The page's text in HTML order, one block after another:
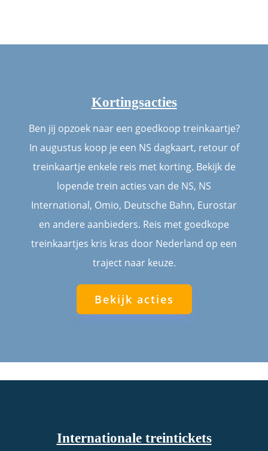
Kortingsacties
Ben jij opzoek naar een goedkoop treinkaartje?
In augustus koop je een NS dagkaart, retour of
treinkaartje enkele reis met korting. Bekijk de
lopende trein acties van de NS, NS
International, Omio, Deutsche Bahn, Eurostar
en andere aanbieders. Reis met goedkope
treinkaartjes kris kras door Nederland op een
traject naar keuze.
Bekijk acties
Internationale treintickets